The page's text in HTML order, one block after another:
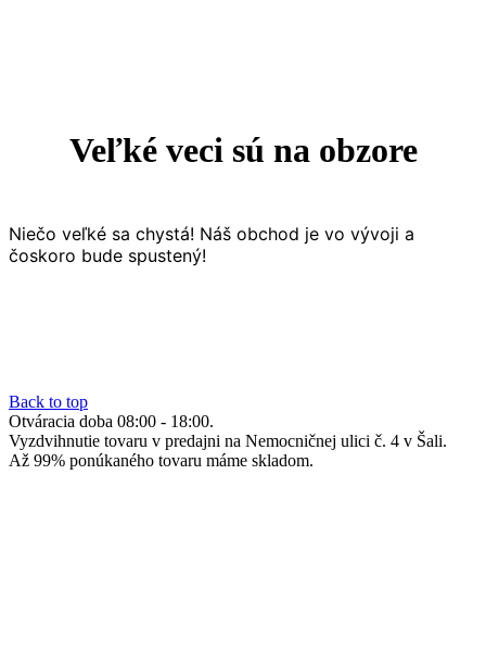
Veľké veci sú na obzore
Niečo veľké sa chystá! Náš obchod je vo vývoji a
čoskoro bude spustený!
Back to top
Otváracia doba 08:00 - 18:00.
Vyzdvihnutie tovaru v predajni na Nemocničnej ulici č. 4 v Šali.
Až 99% ponúkaného tovaru máme skladom.